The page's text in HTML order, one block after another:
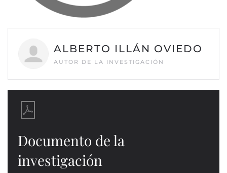
ALBERTO ILLÁN OVIEDO
AUTOR DE LA INVESTIGACIÓN
Documento de la
investigación